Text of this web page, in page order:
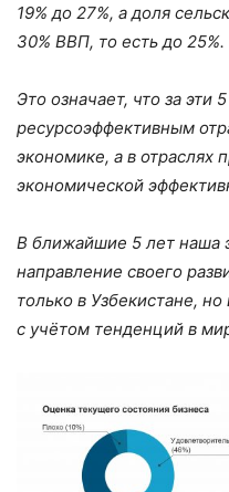
19% до 27%, а доля
30% ВВП, то есть до 25%.
Это означает, что за эти
ресурсоэффективным
экономике, а в отраслях
экономической
В ближайшие 5 лет наша
направление своего
только в Узбекистане,
с учётом тенденций в